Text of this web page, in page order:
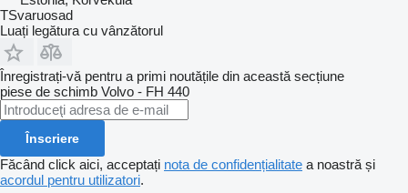
TSvaruosad
Luați legătura cu vânzătorul
Înregistrați-vă pentru a primi noutățile din această secțiune
piese de schimb Volvo - FH 440
Înscriere
Făcând click aici, acceptați nota de confidențialitate a noastră și
acordul pentru utilizatori.